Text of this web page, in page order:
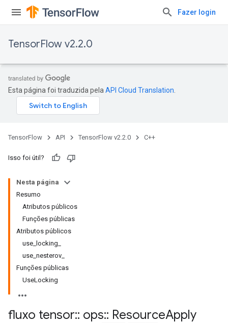
Fazer login
TensorFlow v2.2.0
Esta página foi traduzida pela API Cloud Translation
TensorFlow API TensorFlow v2.2.0 C++
Isso foi útil?
Nesta página
Resumo
Atributos públicos
Funções públicas
Atributos públicos
use_locking_
use_nesterov_
Funções públicas
UseLocking
fluxo tensor:: ops:: ResourceApply